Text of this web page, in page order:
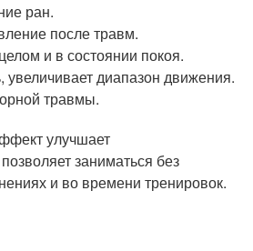
ран.
после травм.
и в состоянии покоя.
увеличивает диапазон движения.
травмы.
улучшает
заниматься без
и во времени тренировок.